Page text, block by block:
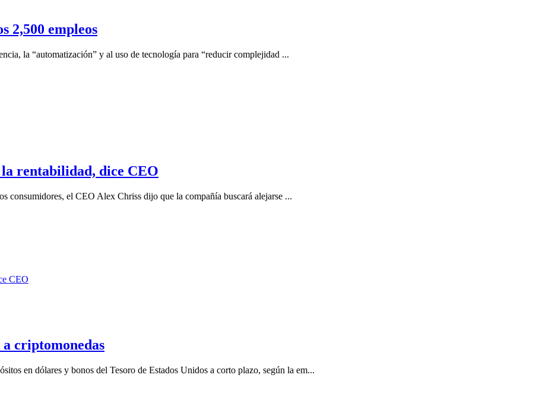
2,500 empleos
la “automatización” y al uso de tecnología para “reducir complejidad ...
rentabilidad, dice CEO
consumidores, el CEO Alex Chriss dijo que la compañía buscará alejarse ...
criptomonedas
en dólares y bonos del Tesoro de Estados Unidos a corto plazo, según la em...